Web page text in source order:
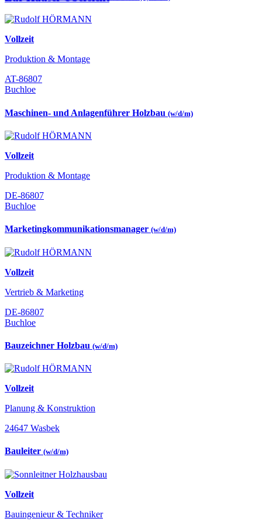
Vollzeit
Produktion & Montage
AT-86807
Buchloe
Maschinen- und Anlagenführer Holzbau (w/d/m)
Vollzeit
Produktion & Montage
DE-86807
Buchloe
Marketingkommunikationsmanager (w/d/m)
Vollzeit
Vertrieb & Marketing
DE-86807
Buchloe
Bauzeichner Holzbau (w/d/m)
Vollzeit
Planung & Konstruktion
24647 Wasbek
Bauleiter (w/d/m)
Vollzeit
Bauingenieur & Techniker